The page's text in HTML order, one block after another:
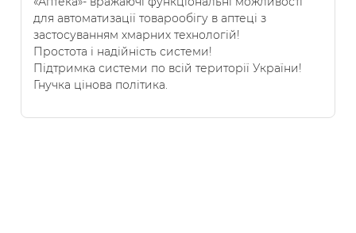
для автоматизації товарообігу в аптеці з
застосуванням хмарних технологій!
Простота і надійність системи!
Підтримка системи по всій території України!
Гнучка цінова політика.